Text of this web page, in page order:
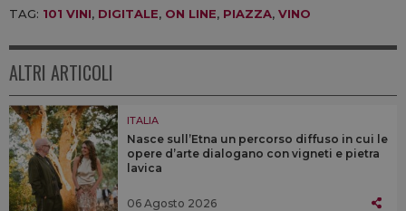
TAG: 101 VINI, DIGITALE, ON LINE, PIAZZA, VINO
ALTRI ARTICOLI
ITALIA
Nasce sull’Etna un percorso diffuso in cui le
opere d’arte dialogano con vigneti e pietra
lavica
06 Agosto 2026